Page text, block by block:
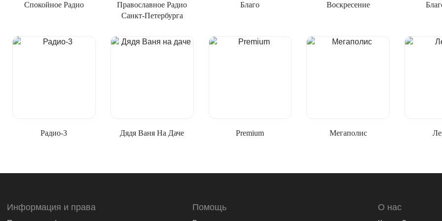
Спокойное Радио
Православное Радио
Санкт-Петербурга
Благо Воскресение
Радио-3 Дядя Ваня На Даче Premium Мегаполис
Информация и права Помощь О нас